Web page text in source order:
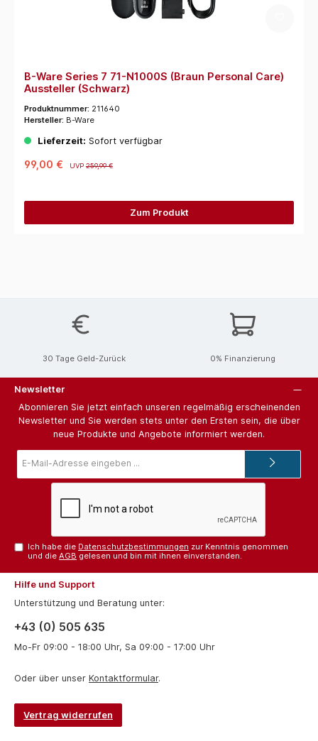
B-Ware Series 7 71-N1000S (Braun Personal Care)
Aussteller (Schwarz)
Produktnummer: 211640
Hersteller: B-Ware
Lieferzeit: Sofort verfügbar
99,00 € UVP259,99 €
Zum Produkt
30 Tage Geld-Zurück 0% Finanzierung
Newsletter
Abonnieren Sie jetzt einfach unseren regelmäßig erscheinenden
Newsletter und Sie werden stets unter den Ersten sein, die über
neue Produkte und Angebote informiert werden.
Mail-
Ich habe die Datenschutzbestimmungen zur Kenntnis genommen
und dieAGB gelesen und bin mit ihnen einverstanden.
Hilfe und Support
Unterstützung und Beratung unter:
+43 (0) 505 635
Mo-Fr 09:00 - 18:00 Uhr, Sa 09:00 - 17:00 Uhr
Oder über unser Kontaktformular.
Vertrag widerrufen